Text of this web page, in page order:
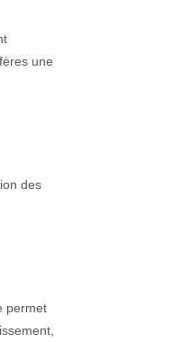
une
des
permet